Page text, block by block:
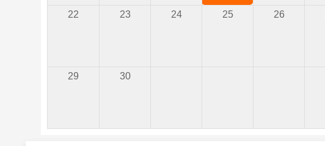
22 23 24 25 26
29 30